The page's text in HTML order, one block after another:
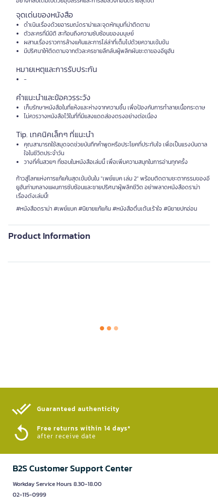
จุดเด่นของหนังสือ
ดำเนินเรื่องด้วยอารมณ์ดราม่าและจุดหักมุมที่น่าติดตาม
ตัวละครที่มีมิติ สะท้อนถึงความซับซ้อนของมนุษย์
ผสานเรื่องราวการล้างแค้นและการไล่ล่าที่เต็มไปด้วยความเข้มข้น
มีปริศนาให้ติดตามจากตัวละครชายลึกลับผู้พลิกผันชะตาของอียูฮัน
หมายเหตุและการรับประกัน
-
คำแนะนำและข้อควรระวัง
เก็บรักษาหนังสือในที่แห้งและห่างจากความชื้น เพื่อป้องกันการทำลายเนื้อกระดาษ
ไม่ควรวางหนังสือไว้ในที่ที่มีแสงแดดส่องตรงอย่างต่อเนื่อง
Tip. เทคนิคเล็กๆ ที่แนะนำ
คุณสามารถใช้สมุดจดช่วยบันทึกคำพูดหรือประโยคที่ประทับใจ เพื่อเป็นแรงบันดาล
ใจในชีวิตประจำวัน
วางที่คั่นสวยๆ ที่ชอบในหนังสือเล่มนี้ เพื่อเพิ่มความสนุกในการอ่านทุกครั้ง
ก้าวสู่โลกแห่งการแก้แค้นสุดเข้มข้นใน "เพย์แบค เล่ม 2" พร้อมติดตามชะตากรรมของอี
ยูฮันท่ามกลางแผนการซับซ้อนและชายปริศนาผู้พลิกชีวิต อย่าพลาดหนังสือดราม่า
เรื่องดังเล่มนี้!
#หนังสือดราม่า #เพย์แบค #นิยายแก้แค้น #หนังสือตื่นเต้นเร้าใจ #นิยายปกอ่อน
Product Information
Guaranteed authenticity​
Free returns within 14 days*
after receive date
B2S Customer Support Center
Workday Service Hours 8.30-18.00
02-115-0999